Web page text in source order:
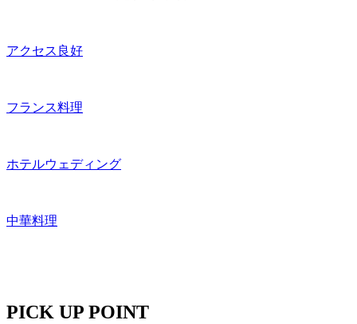
アクセス良好
フランス料理
ホテルウェディング
中華料理
PICK UP POINT